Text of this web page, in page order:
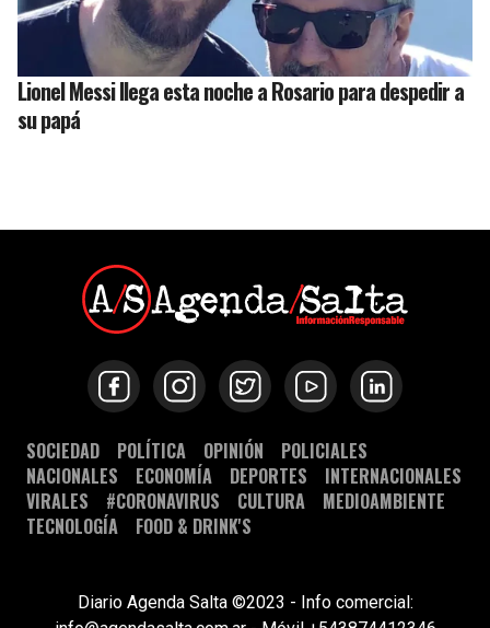
Lionel Messi llega esta noche a Rosario para despedir a
su papá
SOCIEDAD POLÍTICA OPINIÓN
POLICIALES
NACIONALES
ECONOMÍA DEPORTES
INTERNACIONALES
VIRALES
#CORONAVIRUS CULTURA
MEDIOAMBIENTE
TECNOLOGÍA
FOOD & DRINK'S
Diario Agenda Salta ©2023 - Info comercial: